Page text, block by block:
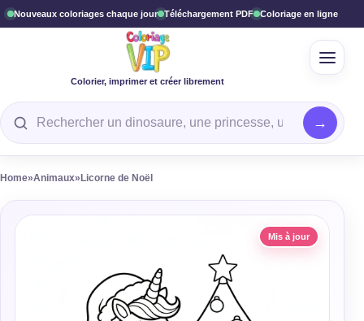
Nouveaux coloriages chaque jour Téléchargement PDF Coloriage en ligne
Colorier, imprimer et créer librement
Rechercher un coloriage
Home»Animaux» Licorne de Noël
Mis à jour